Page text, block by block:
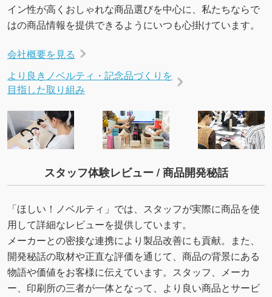
イン性が高くおしゃれな商品選びを中心に、私たちならで
はの商品情報を提供できるようにいつも心掛けています。
会社概要を見る
より良きノベルティ・記念品づくりを
目指した取り組み
スタッフ体験レビュー / 商品開発秘話
「ほしい！ノベルティ」では、スタッフが実際に商品を使
用して詳細なレビューを提供しています。
メーカーとの密接な連携により製品改善にも貢献。また、
開発秘話の取材や正直な評価を通じて、商品の背景にある
物語や価値をお客様に伝えています。スタッフ、メーカ
ー、印刷所の三者が一体となって、より良い商品とサービ